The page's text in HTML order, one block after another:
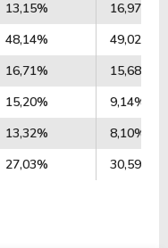
teve um
que gerou um
a empresa
de 15,24 e nos
pagou dividendos.
13,15%
16,97%
48,14%
49,02%
16,71%
15,68%
15,20%
9,14%
13,32%
8,10%
27,03% 30,59%